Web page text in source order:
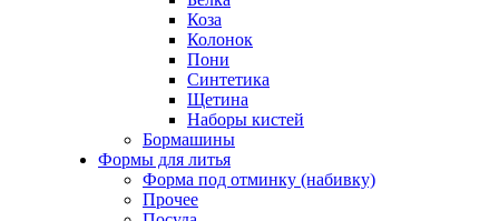
Коза
Колонок
Пони
Синтетика
Щетина
Наборы кистей
Бормашины
Формы для литья
Форма под отминку (набивку)
Прочее